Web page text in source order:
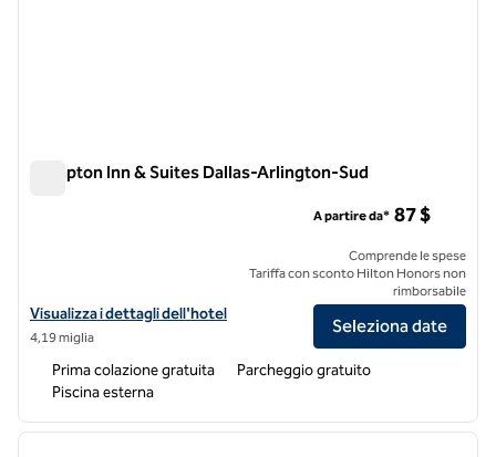
Hampton Inn & Suites Dallas-Arlington-Sud
Visualizza i dettagli dell'hotel Hampton Inn & Suites Dallas-
Visualizza i dettagli dell'hotel
4,19 miglia
A partire da* 87 $
Comprende le spese
Tariffa con sconto Hilton Honors non
rimborsabile
Seleziona date
Prima colazione gratuita
Parcheggio gratuito
Piscina esterna
1 di 12